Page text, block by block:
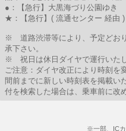
●：【急行】大黒海づり公園ゆき
★：【急行】( 流通センター 経由 )
※ 道路渋滞等により、予定どお
承下さい。
※ 祝日は休日ダイヤで運行いたし
ご注意：ダイヤ改正により時刻を
間前までに新しい時刻表を掲載い
付を検索した場合は、乗車前に改
※一部、ICカ